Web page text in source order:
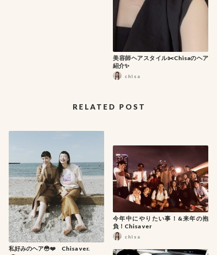
美容師ヘアスタイル✂️Chisaのヘア
紹介✨
chisa
RELATED POST
私好みのヘア😳❤️ Chisa ver.
今年中にやりたい事！&来年の抱
負！Chisa ver
chisa